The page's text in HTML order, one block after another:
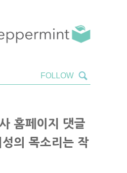
홈페이지 댓글
의 목소리는 작